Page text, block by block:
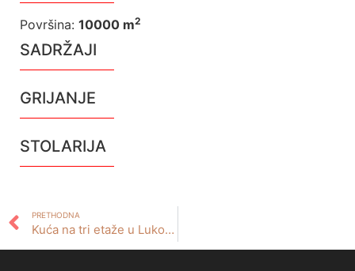
Površina: 10000 m2
SADRŽAJI
GRIJANJE
STOLARIJA
PRETHODNA
Kuća na tri etaže u Lukovom polju- ZENICA